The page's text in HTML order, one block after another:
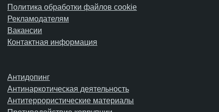
Политика обработки файлов cookie
Рекламодателям
Вакансии
Контактная информация
Антидопинг
Антинаркотическая деятельность
Антитеррористические материалы